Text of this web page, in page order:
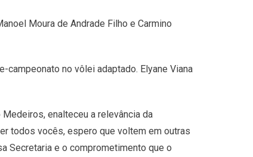
Moura de Andrade Filho e Carmino
campeonato no vôlei adaptado. Elyane Viana
enalteceu a relevância da
todos vocês, espero que voltem em outras
Secretaria e o comprometimento que o